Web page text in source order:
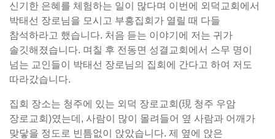
신기한 은혜를 체험하는 일이 많다며 이번에 외덕교회에서
박태선 장로님을 모시고 부흥집회가 열릴 때 다들
참석하라고 했습니다. 처음 듣는 이야기에 저는 귀가
솔깃해졌습니다. 며칠 후 전동면 성결교회에서 스무 명이
넘는 교인들이 박태선 장로님의 집회에 간다고 하여 저도
따라갔습니다.
집회 장소는 청주에 있는 외덕 장로교회(現 청주 우암
장로교회)였는데, 사람이 많이 몰려들어 옆 사람과 어깨가
맞닿을 정도로 빈틈없이 앉았습니다. 제 옆에 앉은